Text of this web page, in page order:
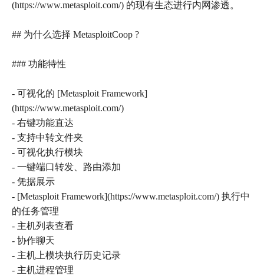
(https://www.metasploit.com/) 的现有生态进行内网渗透。
## 为什么选择 MetasploitCoop ?
### 功能特性
- 可视化的 [Metasploit Framework]
(https://www.metasploit.com/)
- 右键功能直达
- 支持中转文件夹
- 可视化执行模块
- 一键端口转发、路由添加
- 凭据展示
- [Metasploit Framework](https://www.metasploit.com/) 执行中
的任务管理
- 主机列表查看
- 协作聊天
- 主机上模块执行历史记录
- 主机进程管理